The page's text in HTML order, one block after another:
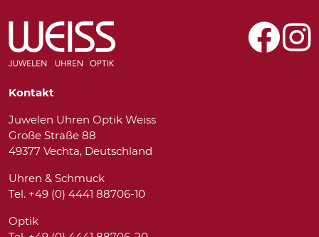
Kontakt
Juwelen Uhren Optik Weiss
Große Straße 88
49377 Vechta, Deutschland
Uhren & Schmuck
Tel. +49 (0) 4441 88706-10
Optik